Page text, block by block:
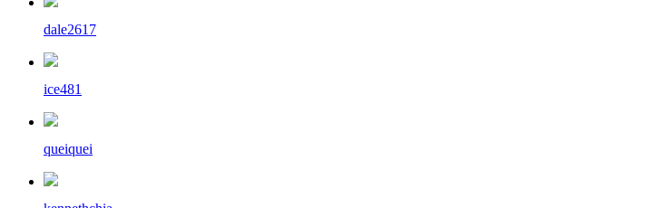
dale2617
ice481
queiquei